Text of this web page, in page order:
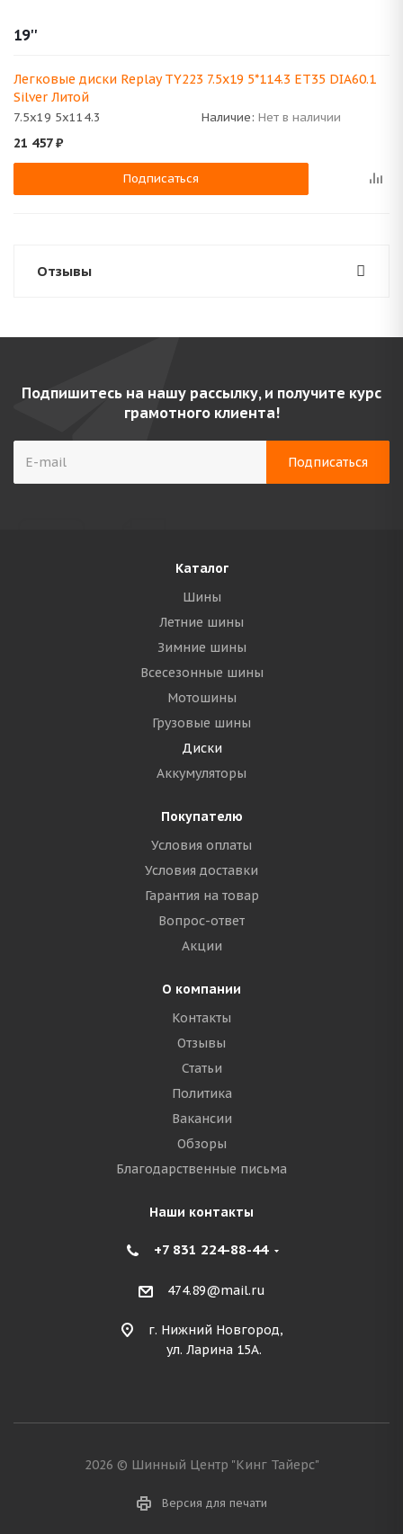
19''
Легковые диски Replay TY223 7.5x19 5*114.3 ET35 DIA60.1
Silver Литой
7.5x19 5x114.3 Наличие: Нет в наличии
21 457₽
Подписаться
Отзывы
Подпишитесь на нашу рассылку, и получите курс
грамотного клиента!
Каталог
Шины
Летние шины
Зимние шины
Всесезонные шины
Мотошины
Грузовые шины
Диски
Аккумуляторы
Покупателю
Условия оплаты
Условия доставки
Гарантия на товар
Вопрос-ответ
Акции
О компании
Контакты
Отзывы
Статьи
Политика
Вакансии
Обзоры
Благодарственные письма
Наши контакты
+7 831 224-88-44
474.89@mail.ru
г. Нижний Новгород,
ул. Ларина 15А.
2026 © Шинный Центр "Кинг Тайерс"
Версия для печати